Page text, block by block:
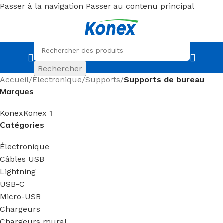
Passer à la navigation Passer au contenu principal
Rechercher
Accueil/Électronique/Supports/Supports de bureau
Marques
KonexKonex 1
Catégories
Électronique
Câbles USB
Lightning
USB-C
Micro-USB
Chargeurs